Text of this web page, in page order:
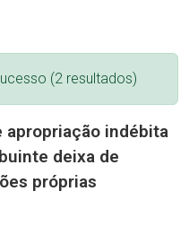
(2 resultados)
apropriação indébita
deixa de
próprias